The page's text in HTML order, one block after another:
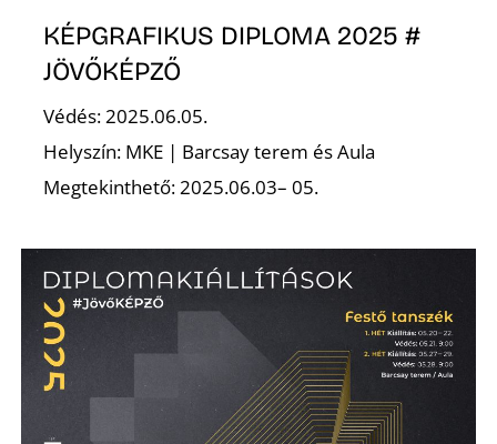
KÉPGRAFIKUS DIPLOMA 2025 #
JÖVŐKÉPZŐ
Védés: 2025.06.05.
Helyszín: MKE | Barcsay terem és Aula
Megtekinthető: 2025.06.03– 05.